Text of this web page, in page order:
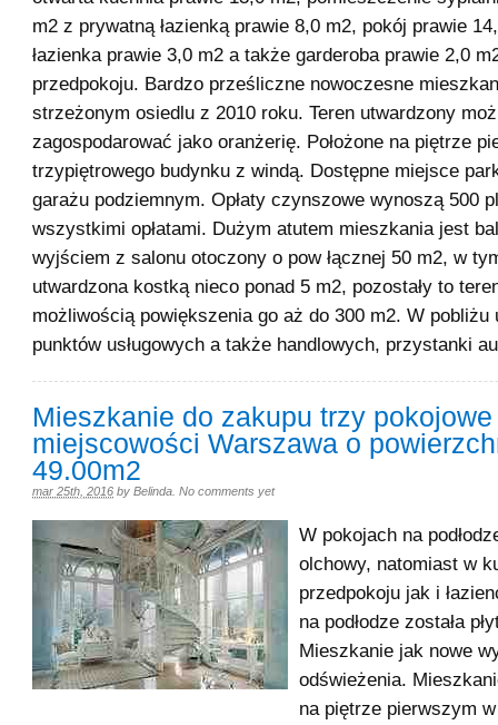
m2 z prywatną łazienką prawie 8,0 m2, pokój prawie
łazienka prawie 3,0 m2 a także garderoba prawie 2,0
przedpokoju. Bardzo prześliczne nowoczesne
strzeżonym osiedlu z 2010 roku. Teren utwardzony
zagospodarować jako oranżerię. Położone na piętrze
trzypiętrowego budynku z windą. Dostępne miejsce
garażu podziemnym. Opłaty czynszowe wynoszą 500
wszystkimi opłatami. Dużym atutem mieszkania jest
wyjściem z salonu otoczony o pow łącznej 50 m2, w
utwardzona kostką nieco ponad 5 m2, pozostały to
możliwością powiększenia go aż do 300 m2. W pobliżu
punktów usługowych a także handlowych, przystanki
Mieszkanie do zakupu trzy
miejscowości Warszawa o
49.00m2
mar 25th, 2016 by Belinda No comments yet
W pokojach na
olchowy, natomiast w
przedpokoju jak i
na podłodze została
Mieszkanie jak nowe
odświeżenia.
na piętrze pierwszym